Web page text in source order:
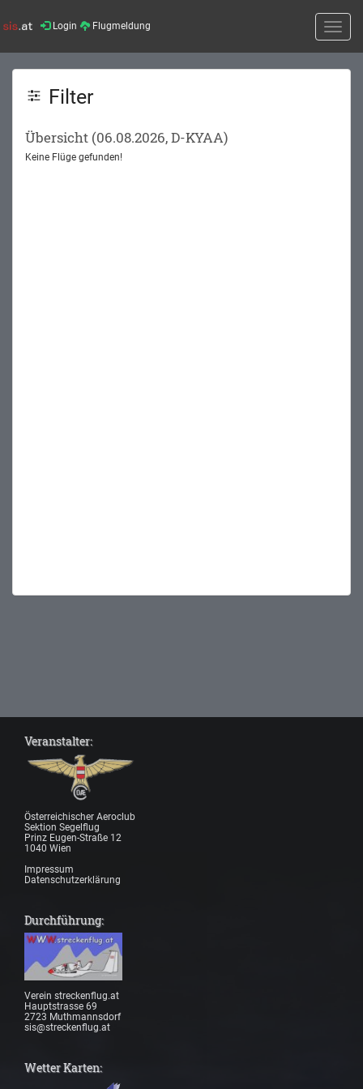
Login Flugmeldung
Toggle
Filter
Übersicht (06.08.2026, D-KYAA)
Keine Flüge gefunden!
Veranstalter:
Österreichischer Aeroclub
Sektion Segelflug
Prinz Eugen-Straße 12
1040 Wien
Impressum
Datenschutzerklärung
Durchführung:
Verein streckenflug.at
Hauptstrasse 69
2723 Muthmannsdorf
sis@streckenflug.at
Wetter Karten: